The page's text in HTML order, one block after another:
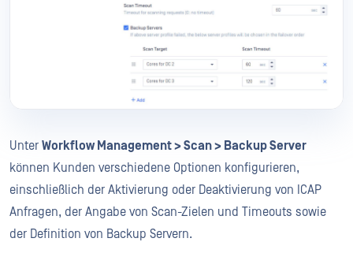
Unter Workflow Management > Scan > Backup Server
können Kunden verschiedene Optionen konfigurieren,
einschließlich der Aktivierung oder Deaktivierung von ICAP
Anfragen, der Angabe von Scan-Zielen und Timeouts sowie
der Definition von Backup Servern.